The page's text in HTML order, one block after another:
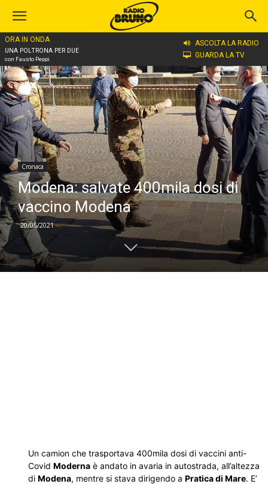
ORA IN ONDA
UNA POLTRONA PER DUE
con Fausto Peppi
ASCOLTA LA RADIO
GUARDA LA TV
Home
Cronaca
Modena: salvate 400mila dosi di
vaccino Modena
20/05/2021
Un camion che trasportava 400mila dosi di vaccini anti-
Covid Moderna è andato in avaria in autostrada, all’altezza
di Modena, mentre si stava dirigendo a Pratica di Mare. E’